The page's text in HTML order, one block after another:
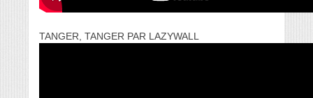
TANGER, TANGER PAR LAZYWALL